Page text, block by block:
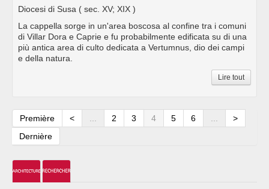
Diocesi di Susa ( sec. XV; XIX )
La cappella sorge in un'area boscosa al confine tra i comuni
di Villar Dora e Caprie e fu probabilmente edificata su di una
più antica area di culto dedicata a Vertumnus, dio dei campi
e della natura.
Lire tout
Première < ... 2 3 4 5 6 ...
>
Dernière